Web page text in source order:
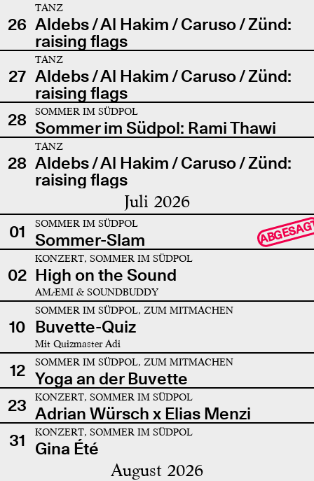
26
TANZ
Aldebs / Al Hakim / Caruso / Zünd:
raising flags
27
TANZ
Aldebs / Al Hakim / Caruso / Zünd:
raising flags
28
SOMMER IM SÜDPOL
Sommer im Südpol: Rami Thawi
28
TANZ
Aldebs / Al Hakim / Caruso / Zünd:
raising flags
Juli 2026
01 SOMMER IM SÜDPOL
Sommer-Slam
02
KONZERT, SOMMER IM SÜDPOL
High on the Sound
AMÆMI & SOUNDBUDDY
10
SOMMER IM SÜDPOL, ZUM MITMACHEN
Buvette-Quiz
Mit Quizmaster Adi
12 SOMMER IM SÜDPOL, ZUM MITMACHEN
Yoga an der Buvette
23
KONZERT, SOMMER IM SÜDPOL
Adrian Würsch x Elias Menzi
31
KONZERT, SOMMER IM SÜDPOL
Gina Été
August 2026